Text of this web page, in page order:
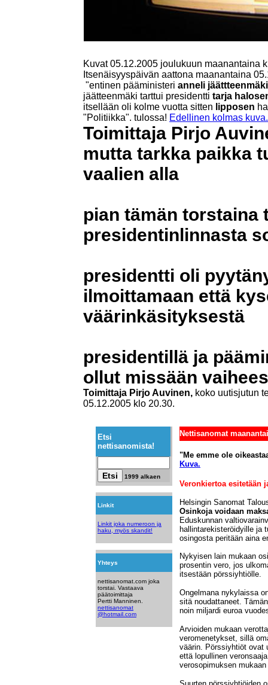
Kuvat 05.12.2005 joulukuun maanantaina
Itsenäisyyspäivän aattona maanantaina
"entinen pääministeri anneli jäättteenmäki
jäätteenmäki tarttui presidentti tarja
itsellään oli kolme vuotta sitten lipposen
"Politiikka". tulossa! Edellinen kolmas
Toimittaja Pirjo
mutta tarkka paikka
vaalien alla
pian tämän torstaina
presidentinlinnasta
presidentti oli
ilmoittamaan että
väärinkäsityksestä
presidentillä ja
ollut missään
Toimittaja Pirjo Auvinen, koko uutisjutun
05.12.2005 klo 20.30.
Etsi
nettisanomista!
1999 alkaen
Linkit
Linkit joka numeroon ja
haku, myös skandit!
Yhteys
nettisanomat.com joka
torstai. Vastaava
päätoimittaja
Pertti Manninen.
nettisanomat
@hotmail.com
Nettisanomat
"Me emme ole
Kuva.
Veronkiertoa esitetään
Helsingin Sanomat
Osinkoja voidaan
Eduskunnan
hallintarekisteröidyille ja
osingosta peritään aina
Nykyisen lain mukaan
prosentin vero, jos
itsestään pörssiyhtiölle.
Ongelmana nykylaissa
sitä noudattaneet.
noin miljardi euroa
Arvioiden mukaan
veromenetykset, sillä
väärin. Pörssiyhtiöt ovat
että lopullinen
verosopimuksen